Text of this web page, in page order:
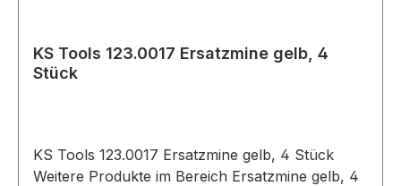
KS Tools 123.0017 Ersatzmine gelb, 4
Stück
KS Tools 123.0017 Ersatzmine gelb, 4 Stück
Weitere Produkte im Bereich Ersatzmine gelb, 4